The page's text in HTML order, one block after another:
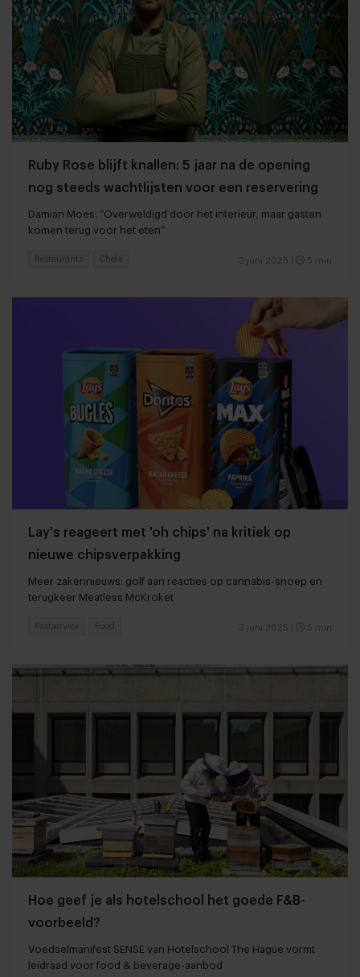
Ruby Rose blijft knallen: 5 jaar na de opening
nog steeds wachtlijsten voor een reservering
Damian Moes: “Overweldigd door het interieur, maar gasten
komen terug voor het eten”
3 juni 2025 5 min
Restaurants Chefs
Lay's reageert met 'oh chips' na kritiek op
nieuwe chipsverpakking
Meer zakennieuws: golf aan reacties op cannabis-snoep en
terugkeer Meatless McKroket
3 juni 2025 5 min
Fastservice Food
Hoe geef je als hotelschool het goede F&B-
voorbeeld?
Voedselmanifest SENSE van Hotelschool The Hague vormt
leidraad voor food & beverage-aanbod